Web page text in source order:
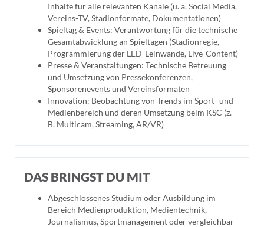
Inhalte für alle relevanten Kanäle (u. a. Social Media,
Vereins-TV, Stadionformate, Dokumentationen)
Spieltag & Events: Verantwortung für die technische
Gesamtabwicklung an Spieltagen (Stadionregie,
Programmierung der LED-Leinwände, Live-Content)
Presse & Veranstaltungen: Technische Betreuung
und Umsetzung von Pressekonferenzen,
Sponsorenevents und Vereinsformaten
Innovation: Beobachtung von Trends im Sport- und
Medienbereich und deren Umsetzung beim KSC (z.
B. Multicam, Streaming, AR/VR)
DAS BRINGST DU MIT
Abgeschlossenes Studium oder Ausbildung im
Bereich Medienproduktion, Medientechnik,
Journalismus, Sportmanagement oder vergleichbar